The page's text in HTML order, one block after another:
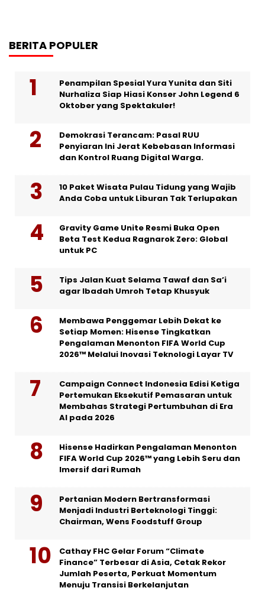
BERITA POPULER
Penampilan Spesial Yura Yunita dan Siti
Nurhaliza Siap Hiasi Konser John Legend 6
Oktober yang Spektakuler!
Demokrasi Terancam: Pasal RUU
Penyiaran Ini Jerat Kebebasan Informasi
dan Kontrol Ruang Digital Warga.
10 Paket Wisata Pulau Tidung yang Wajib
Anda Coba untuk Liburan Tak Terlupakan
Gravity Game Unite Resmi Buka Open
Beta Test Kedua Ragnarok Zero: Global
untuk PC
Tips Jalan Kuat Selama Tawaf dan Sa’i
agar Ibadah Umroh Tetap Khusyuk
Membawa Penggemar Lebih Dekat ke
Setiap Momen: Hisense Tingkatkan
Pengalaman Menonton FIFA World Cup
2026™ Melalui Inovasi Teknologi Layar TV
Campaign Connect Indonesia Edisi Ketiga
Pertemukan Eksekutif Pemasaran untuk
Membahas Strategi Pertumbuhan di Era
AI pada 2026
Hisense Hadirkan Pengalaman Menonton
FIFA World Cup 2026™ yang Lebih Seru dan
Imersif dari Rumah
Pertanian Modern Bertransformasi
Menjadi Industri Berteknologi Tinggi:
Chairman, Wens Foodstuff Group
Cathay FHC Gelar Forum “Climate
Finance” Terbesar di Asia, Cetak Rekor
Jumlah Peserta, Perkuat Momentum
Menuju Transisi Berkelanjutan